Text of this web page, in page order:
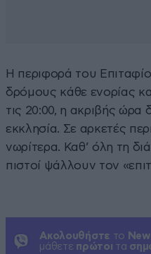
Η περιφορά του
δρόμους κάθε ενορίας
τις 20:00, η ακριβής ώρα
εκκλησία. Σε αρκετές
νωρίτερα. Καθ’ όλη τη
πιστοί ψάλλουν τον
Ακολουθήστε το
μάθετε πρώτοι τα